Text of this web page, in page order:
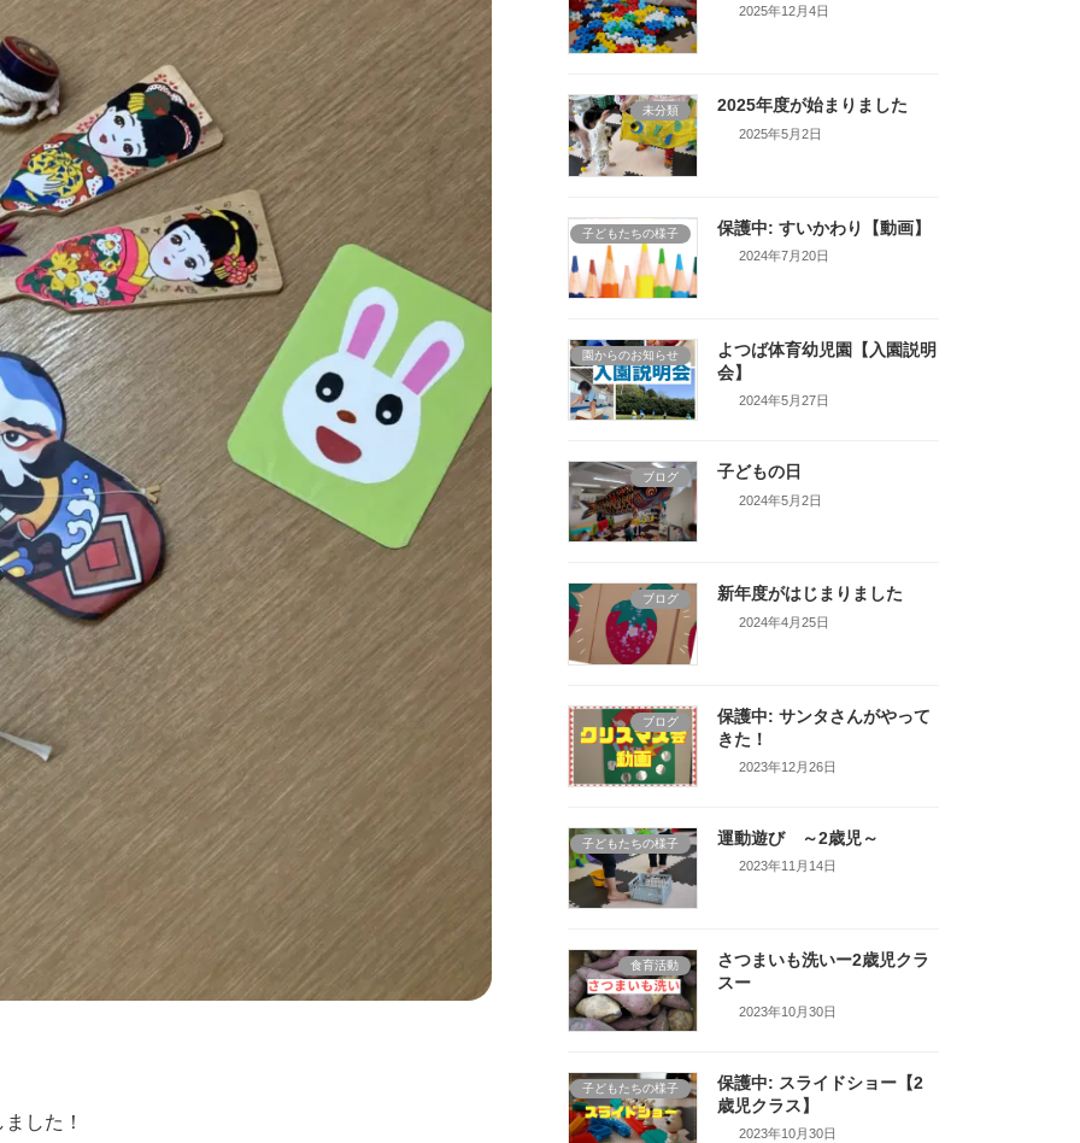
した！
2025年12月4日
未分類 2025年度が始まりました
2025年5月2日
子どもたちの様子 保護中: すいかわり【動画】
2024年7月20日
園からのお知らせ
よつば体育幼児園【入園説明
会】
2024年5月27日
ブログ 子どもの日
2024年5月2日
ブログ 新年度がはじまりました
2024年4月25日
ブログ
保護中: サンタさんがやって
きた！
2023年12月26日
子どもたちの様子 運動遊び ～2歳児～
2023年11月14日
食育活動
さつまいも洗いー2歳児クラ
スー
2023年10月30日
子どもたちの様子
保護中: スライドショー【2
歳児クラス】
2023年10月30日